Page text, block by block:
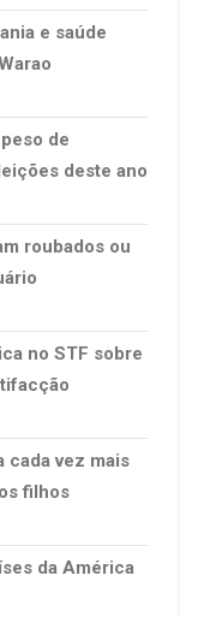
e saúde
de
deste ano
roubados ou
no STF sobre
cada vez mais
filhos
da América